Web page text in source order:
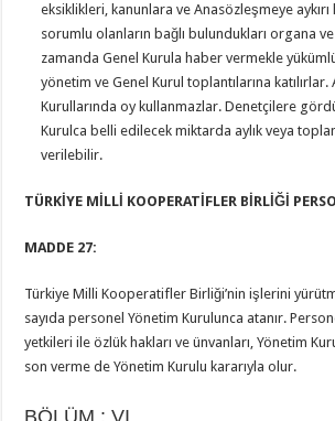
eksiklikleri, kanunlara ve Anasözleşmeye
sorumlu olanların bağlı bulundukları organa
zamanda Genel Kurula haber vermekle
yönetim ve Genel Kurul toplantılarına katılırlar.
Kurullarında oy kullanmazlar. Denetçilere
Kurulca belli edilecek miktarda aylık veya
verilebilir.
TÜRKİYE MİLLİ KOOPERATİFLER BİRLİĞİ
MADDE 27:
Türkiye Milli Kooperatifler Birliği’nin işlerini
sayıda personel Yönetim Kurulunca atanır.
yetkileri ile özlük hakları ve ünvanları, Yönetim
son verme de Yönetim Kurulu kararıyla olur.
BÖLÜM : VI